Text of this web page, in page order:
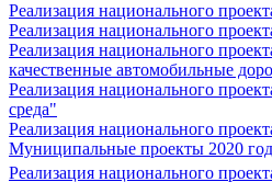
Реализация национального
Реализация национального
Реализация национального
качественные автомобильные
Реализация национального
среда"
Реализация национального
Муниципальные проекты 2020 год
Реализация национального